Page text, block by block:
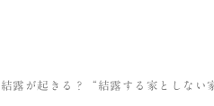
露が起きる？“結露する家としない